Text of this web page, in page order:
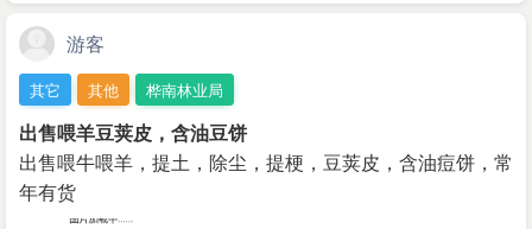
游客
其它 其他 桦南林业局
出售喂羊豆荚皮，含油豆饼
出售喂牛喂羊，提土，除尘，提梗，豆荚皮，含油痘饼，常
年有货